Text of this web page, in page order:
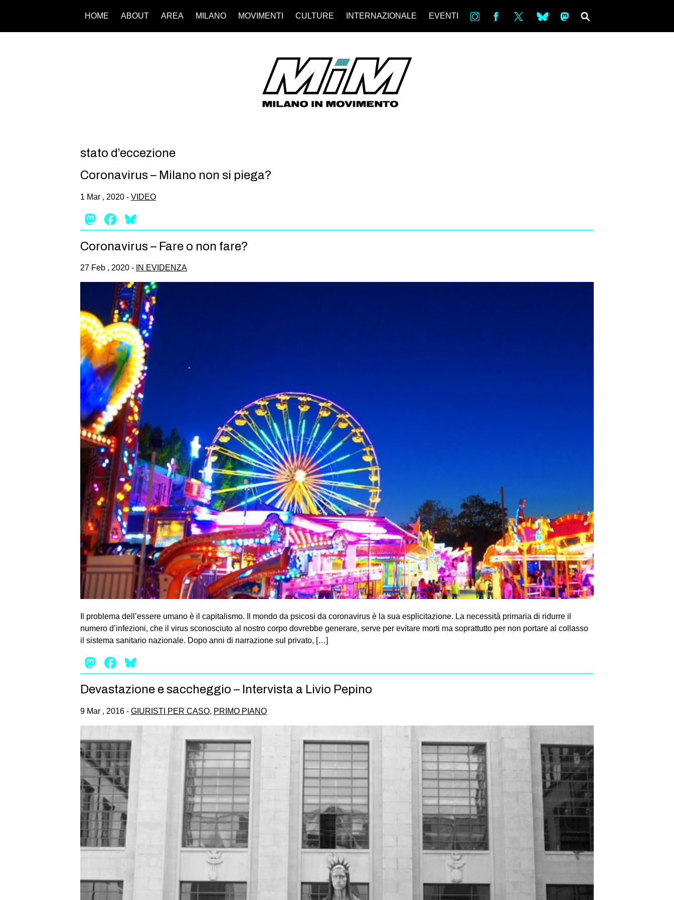
HOME ABOUT AREA MILANO MOVIMENTI CULTURE INTERNAZIONALE EVENTI in bsky ms
stato d’eccezione
Coronavirus – Milano non si piega?
1 Mar , 2020 - VIDEO
Mastodon
Facebook
Coronavirus – Fare o non fare?
27 Feb , 2020 - IN EVIDENZA
Il problema dell’essere umano è il capitalismo. Il mondo da psicosi da coronavirus è la sua esplicitazione. La necessità primaria di ridurre il
numero d’infezioni, che il virus sconosciuto al nostro corpo dovrebbe generare, serve per evitare morti ma soprattutto per non portare al collasso
il sistema sanitario nazionale. Dopo anni di narrazione sul privato, […]
Mastodon
Facebook
Devastazione e saccheggio – Intervista a Livio Pepino
9 Mar , 2016 - GIURISTI PER CASO, PRIMO PIANO